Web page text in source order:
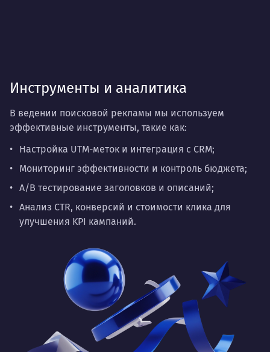
Инструменты и аналитика
В ведении поисковой рекламы мы используем
эффективные инструменты, такие как:
Настройка UTM-меток и интеграция с CRM;
Мониторинг эффективности и контроль бюджета;
A/B тестирование заголовков и описаний;
Анализ CTR, конверсий и стоимости клика для
улучшения KPI кампаний.